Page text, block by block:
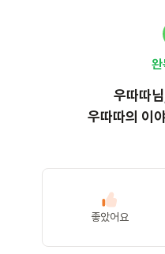
우따따
우따따의 이
좋았어요